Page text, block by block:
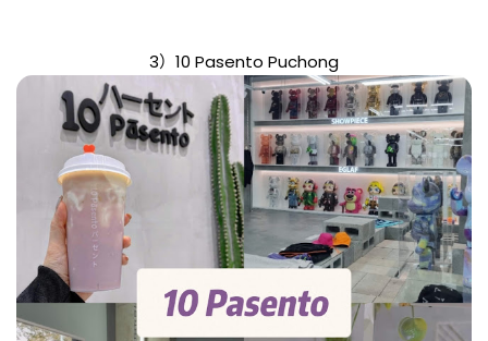
3）10 Pasento Puchong